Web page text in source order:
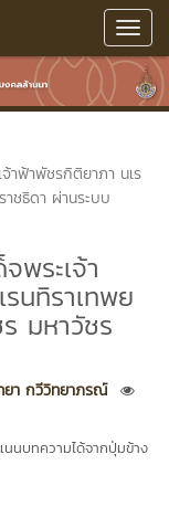
าฟ้าพัชรกิติยาภา นเร
ชธิดา ผ่านระบบ
พระเจ้า
นทิราเทพย
มหาวัชร
ยา กวีวิทยาภรณ์
นนบทความได้จากปุ่มข้าง